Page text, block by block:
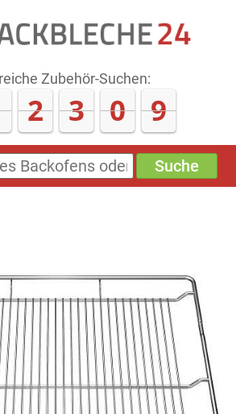
Zubehör-Suchen:
2 3 0 9
Suche